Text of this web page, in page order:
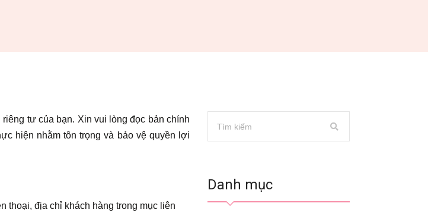
tư của bạn. Xin vui lòng đọc bản chính
hiện nhằm tôn trọng và bảo vệ quyền lợi
thoại, địa chỉ khách hàng trong mục liên
Danh mục